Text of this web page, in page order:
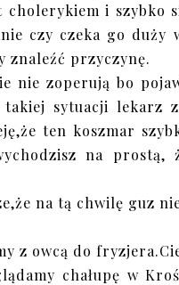
cholerykiem i szybko
czy czeka go duży
znaleźć przyczynę.
nie zoperują bo
takiej sytuacji lekarz
ten koszmar
na
na tą chwilę guz
z owcą do
chałupę w